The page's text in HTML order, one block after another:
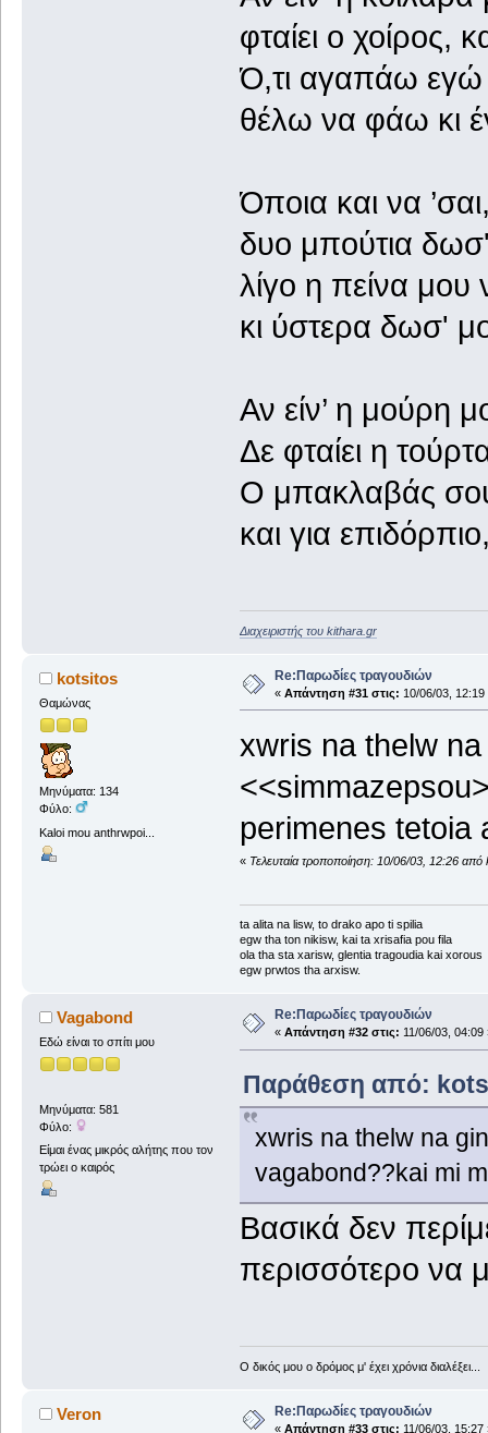
φταίει ο χοίρος,
Ό,τι αγαπάω εγώ
θέλω να φάω κι
Όποια και να
δυο μπούτια
λίγο η πείνα
κι ύστερα δωσ'
Αν είν’ η μούρη
Δε φταίει η
Ο μπακλαβάς
και για
Διαχειριστής του kithara.gr
kotsitos
Θαμώνας
Μηνύματα: 134
Φύλο:
Kaloi mou anthrwpoi...
Re:Παρωδίες τραγουδιών
« Απάντηση #31 στις: 10/06/03, 12:19
xwris na thelw
perimenes tetoia
« Τελευταία τροποποίηση: 10/06/03, 12:26
ta alita na lisw, to drako apo ti spilia
egw tha ton nikisw, kai ta xrisafia pou fila
ola tha sta xarisw, glentia tragoudia kai xorous
egw prwtos tha arxisw.
Vagabond
Εδώ είναι το σπίτι μου
Μηνύματα: 581
Φύλο:
Είμαι ένας μικρός αλήτης που τον
τρώει ο καιρός
Re:Παρωδίες τραγουδιών
« Απάντηση #32 στις: 11/06/03, 04:09
Παράθεση από:
xwris na thelw na
vagabond??kai mi
Βασικά δεν
περισσότερο να
Ο δικός μου ο δρόμος μ' έχει χρόνια διαλέξει...
Veron Re:Παρωδίες τραγουδιών
« Απάντηση #33 στις: 11/06/03, 15:27